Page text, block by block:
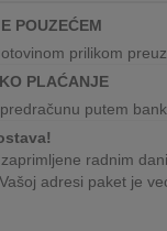
POUZEĆEM
prilikom
PLAĆANJE
putem
radnim
adresi paket je